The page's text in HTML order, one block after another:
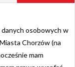
danych osobowych w
Chorzów (na
mam